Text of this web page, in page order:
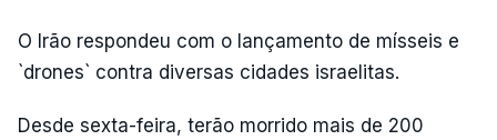
O Irão respondeu com o lançamento de mísseis e
`drones` contra diversas cidades israelitas.
Desde sexta-feira, terão morrido mais de 200